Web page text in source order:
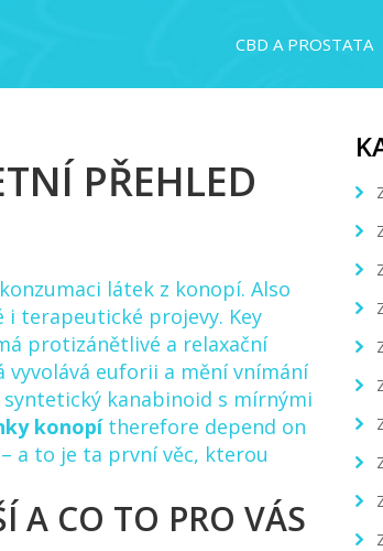
CBD A PROSTATA
PŘEHLED
látek z konopí. Also
i terapeutické projevy. Key
protizánětlivé a relaxační
euforii a mění vnímání
syntetický kanabinoid s mírnými
konopítherefore depend on
a to je ta první věc, kterou
A CO TO PRO VÁS